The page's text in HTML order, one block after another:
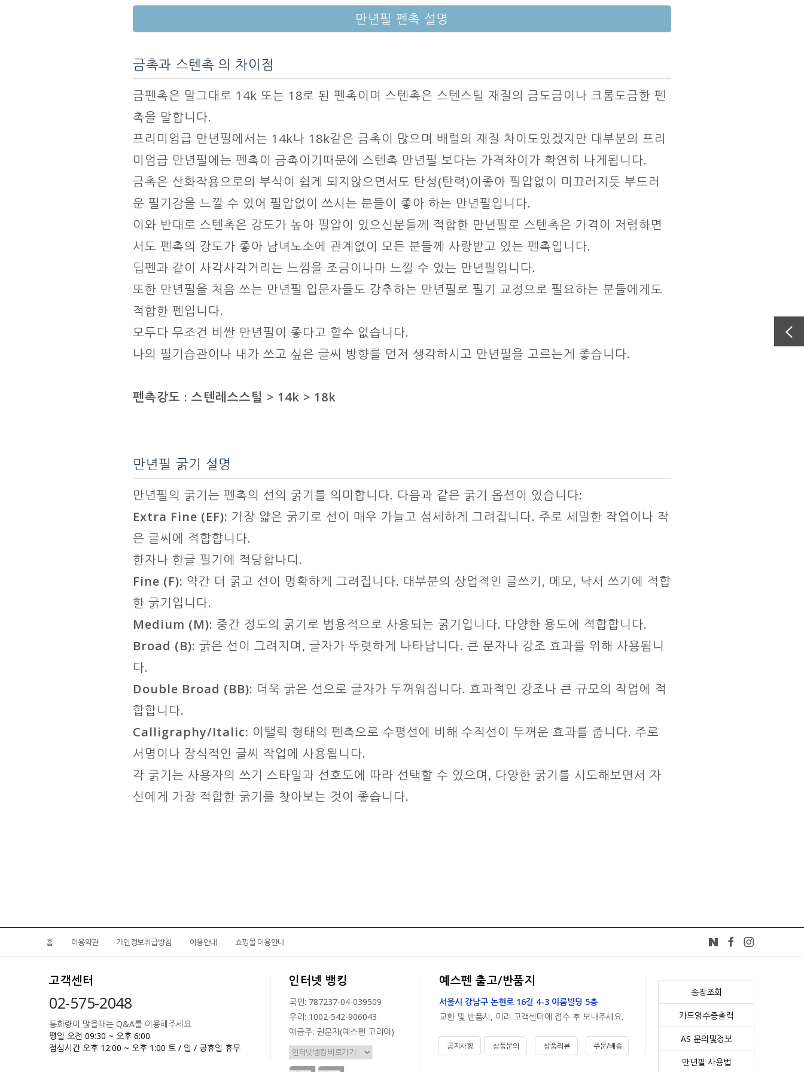
만년필 펜촉 설명
금촉과 스텐촉 의 차이점
금펜촉은 말그대로 14k 또는 18로 된 펜촉이며 스텐촉은 스텐스틸 재질의 금도금이나 크롬도금한 펜
촉을 말합니다.
프리미엄급 만년필에서는 14k나 18k같은 금촉이 많으며 배럴의 재질 차이도있겠지만 대부분의 프리
미엄급 만년필에는 펜촉이 금촉이기때문에 스텐촉 만년필 보다는 가격차이가 확연히 나게됩니다.
금촉은 산화작용으로의 부식이 쉽게 되지않으면서도 탄성(탄력)이좋아 필압없이 미끄러지듯 부드러
운 필기감을 느낄 수 있어 필압없이 쓰시는 분들이 좋아 하는 만년필입니다.
이와 반대로 스텐촉은 강도가 높아 필압이 있으신분들께 적합한 만년필로 스텐촉은 가격이 저렴하면
서도 펜촉의 강도가 좋아 남녀노소에 관계없이 모든 분들께 사랑받고 있는 펜촉입니다.
딥펜과 같이 사각사각거리는 느낌을 조금이나마 느낄 수 있는 만년필입니다.
또한 만년필을 처음 쓰는 만년필 입문자들도 강추하는 만년필로 필기 교정으로 필요하는 분들에게도
적합한 펜입니다.
모두다 무조건 비싼 만년필이 좋다고 할수 없습니다.
나의 필기습관이나 내가 쓰고 싶은 글씨 방향를 먼저 생각하시고 만년필을 고르는게 좋습니다.
펜촉강도 : 스텐레스스틸 > 14k > 18k
만년필 굵기 설명
만년필의 굵기는 펜촉의 선의 굵기를 의미합니다. 다음과 같은 굵기 옵션이 있습니다:
Extra Fine (EF): 가장 얇은 굵기로 선이 매우 가늘고 섬세하게 그려집니다. 주로 세밀한 작업이나 작
은 글씨에 적합합니다.
한자나 한글 필기에 적당합나디.
Fine (F): 약간 더 굵고 선이 명확하게 그려집니다. 대부분의 상업적인 글쓰기, 메모, 낙서 쓰기에 적합
한 굵기입니다.
Medium (M): 중간 정도의 굵기로 범용적으로 사용되는 굵기입니다. 다양한 용도에 적합합니다.
Broad (B): 굵은 선이 그려지며, 글자가 뚜렷하게 나타납니다. 큰 문자나 강조 효과를 위해 사용됩니
다.
Double Broad (BB): 더욱 굵은 선으로 글자가 두꺼워집니다. 효과적인 강조나 큰 규모의 작업에 적
합합니다.
Calligraphy/Italic: 이탤릭 형태의 펜촉으로 수평선에 비해 수직선이 두꺼운 효과를 줍니다. 주로
서명이나 장식적인 글씨 작업에 사용됩니다.
각 굵기는 사용자의 쓰기 스타일과 선호도에 따라 선택할 수 있으며, 다양한 굵기를 시도해보면서 자
신에게 가장 적합한 굵기를 찾아보는 것이 좋습니다.
홈 이용약관 개인정보취급방침 이용안내 쇼핑몰 이용안내
고객센터
02-575-2048
통화량이 많을때는 Q&A를 이용해주세요
평일 오전 09:30 ~ 오후 6:00
점심시간 오후 12:00 ~ 오후 1:00 토 / 일 / 공휴일 휴무
인터넷 뱅킹
국민: 787237-04-039509
우리: 1002-542-906043
예금주: 권문자(예스펜 코리아)
예스펜 출고/반품지
서울시 강남구 논현로 16길 4-3 이룸빌딩 5층
교환 및 반품시, 미리 고객센터에 접수 후 보내주세요.
공지사항 상품문의 상품리뷰 주문/배송
송장조회
카드영수증출력
AS 문의및정보
만년필 사용법